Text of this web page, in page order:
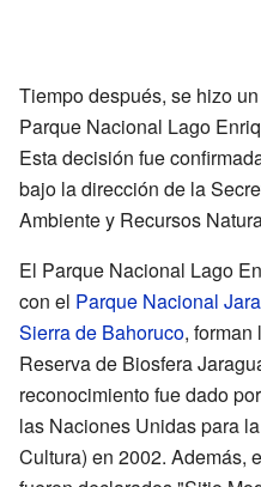
Tiempo después, se hizo
Parque Nacional Lago
Esta decisión fue
bajo la dirección de la
Ambiente y Recursos
El Parque Nacional Lago
con el Parque Nacional
Sierra de Bahoruco,
Reserva de Biosfera
reconocimiento fue dado
las Naciones Unidas para
Cultura) en 2002. Además,